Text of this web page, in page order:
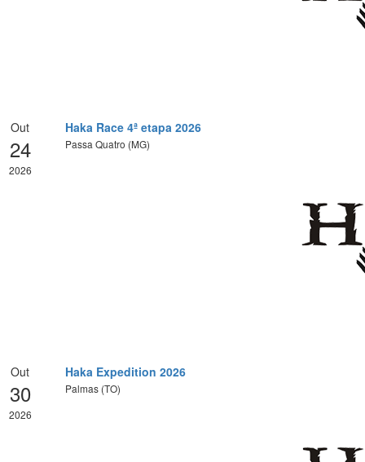
Out
24
2026
Haka Race 4ª etapa 2026
Passa Quatro (MG)
Out
30
2026
Haka Expedition 2026
Palmas (TO)